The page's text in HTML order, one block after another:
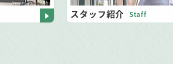
スタッフ紹介 Staff